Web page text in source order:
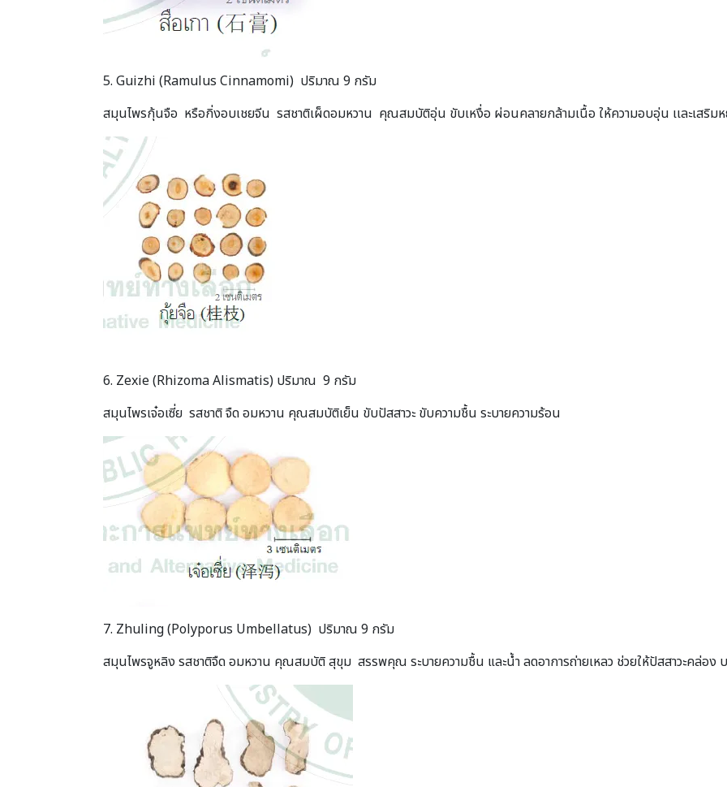
5. Guizhi (Ramulus Cinnamomi) ปริมาณ 9 กรัม
สมุนไพรกุ้นจือ หรือกิ่งอบเชยจีน รสชาติเผ็ดอมหวาน คุณสมบัติอุ่น ขับเหงื่อ ผ่อนคลายกล้ามเนื้อ ให้ความอบอุ่น เเละเสริมห
6. Zexie (Rhizoma Alismatis) ปริมาณ 9 กรัม
สมุนไพรเจ๋อเซี่ย รสชาติ จืด อมหวาน คุณสมบัติเย็น ขับปัสสาวะ ขับความชื้น ระบายความร้อน
7. Zhuling (Polyporus Umbellatus) ปริมาณ 9 กรัม
สมุนไพรจูหลิง รสชาติจืด อมหวาน คุณสมบัติ สุขุม สรรพคุณ ระบายความชื้น และน้ำ ลดอาการถ่ายเหลว ช่วยให้ปัสสาวะคล่อง